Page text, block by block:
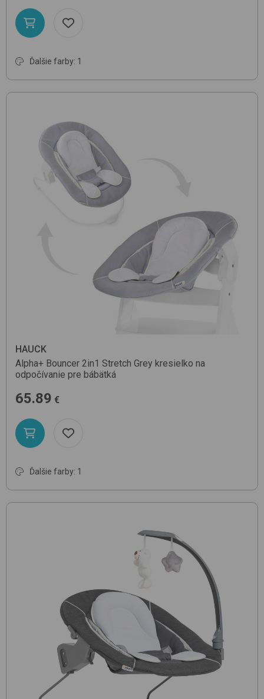
Ďalšie farby: 1
HAUCK
Alpha+ Bouncer 2in1 Stretch Grey kresielko na
odpočívanie pre bábätká
65.89 €
Ďalšie farby: 1